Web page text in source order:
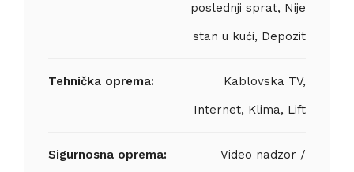
poslednji sprat, Nije
stan u kući, Depozit
Tehnička oprema:
Kablovska TV,
Internet, Klima, Lift
Sigurnosna oprema:
Video nadzor /